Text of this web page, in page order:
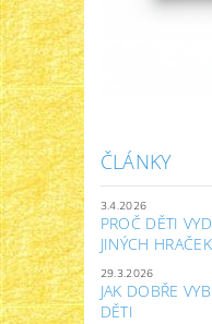
ČLÁNKY
3.4.2026
PROČ DĚTI
JINÝCH HRAČEK
29.3.2026
JAK DOBŘE
DĚTI